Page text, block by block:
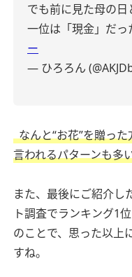
でも前に見た母の
一位は「現金」だ
ー
— ひろろん
なんと“お花”を贈っ
言われるパターンも多
また、最後にご紹介し
ト調査でランキング1
のことで、思った以上
すね。